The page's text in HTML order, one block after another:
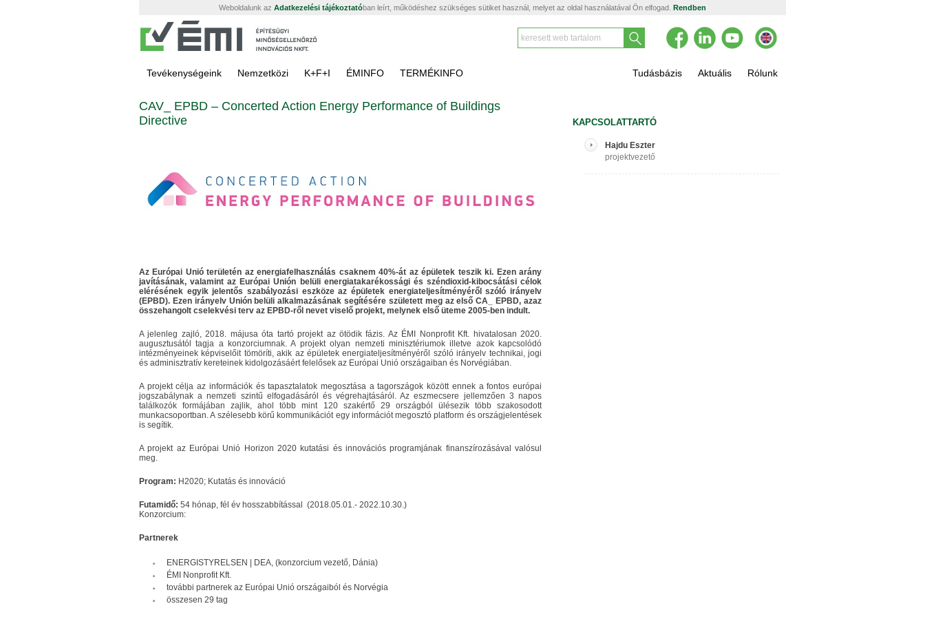
Weboldalunk az Adatkezelési tájékoztatóban leírt, működéshez szükséges sütiket használ, melyet az oldal használatával Ön elfogad. Rendben
Tevékenységeink Nemzetközi K+F+I ÉMINFO TERMÉKINFO Tudásbázis Aktuális Rólunk
CAV_ EPBD – Concerted Action Energy Performance of Buildings
Directive
Az Európai Unió területén az energiafelhasználás csaknem 40%-át az épületek teszik ki. Ezen arány
javításának, valamint az Európai Unión belüli energiatakarékossági és széndioxid-kibocsátási célok
elérésének egyik jelentős szabályozási eszköze az épületek energiateljesítményéről szóló irányelv
(EPBD). Ezen irányelv Unión belüli alkalmazásának segítésére született meg az első CA_ EPBD, azaz
összehangolt cselekvési terv az EPBD-ről nevet viselő projekt, melynek első üteme 2005-ben indult.
A jelenleg zajló, 2018. májusa óta tartó projekt az ötödik fázis. Az ÉMI Nonprofit Kft. hivatalosan 2020.
augusztusától tagja a konzorciumnak. A projekt olyan nemzeti minisztériumok illetve azok kapcsolódó
intézményeinek képviselőit tömöríti, akik az épületek energiateljesítményéről szóló irányelv technikai, jogi
és adminisztratív kereteinek kidolgozásáért felelősek az Európai Unió országaiban és Norvégiában.
A projekt célja az információk és tapasztalatok megosztása a tagországok között ennek a fontos európai
jogszabálynak a nemzeti szintű elfogadásáról és végrehajtásáról. Az eszmecsere jellemzően 3 napos
találkozók formájában zajlik, ahol több mint 120 szakértő 29 országból ülésezik több szakosodott
munkacsoportban. A szélesebb körű kommunikációt egy információt megosztó platform és országjelentések
is segítik.
A projekt az Európai Unió Horizon 2020 kutatási és innovációs programjának finanszírozásával valósul
meg.
Program: H2020; Kutatás és innováció
Futamidő: 54 hónap, fél év hosszabbítással (2018.05.01.- 2022.10.30.)
Konzorcium:
Partnerek
ENERGISTYRELSEN | DEA, (konzorcium vezető, Dánia)
ÉMI Nonprofit Kft.
további partnerek az Európai Unió országaiból és Norvégia
összesen 29 tag
KAPCSOLATTARTÓ
Hajdu Eszter
projektvezető